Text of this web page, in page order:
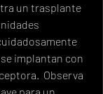
un trasplante
implantan con
Observa